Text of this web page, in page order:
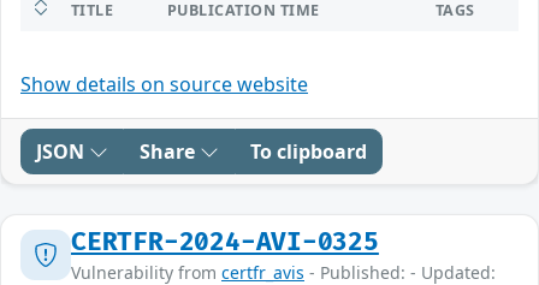
TITLE PUBLICATION TIME TAGS
Show details on source website
JSON Share To clipboard
CERTFR-2024-AVI-0325
Vulnerability from certfr_avis - Published: - Updated: